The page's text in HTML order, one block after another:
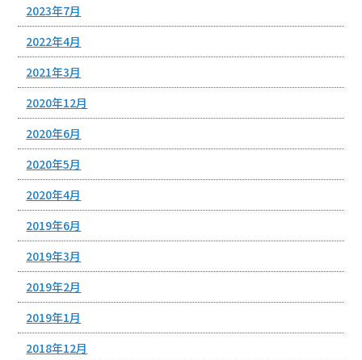
2023年7月
2022年4月
2021年3月
2020年12月
2020年6月
2020年5月
2020年4月
2019年6月
2019年3月
2019年2月
2019年1月
2018年12月